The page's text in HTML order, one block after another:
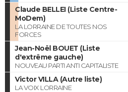
Claude BELLEI (Liste Centre-
MoDem)
LA LORRAINE DE TOUTES NOS
FORCES
Jean-Noël BOUET (Liste
d'extrême gauche)
NOUVEAU PARTI ANTI CAPITALISTE
Victor VILLA (Autre liste)
LA VOIX LORRAINE